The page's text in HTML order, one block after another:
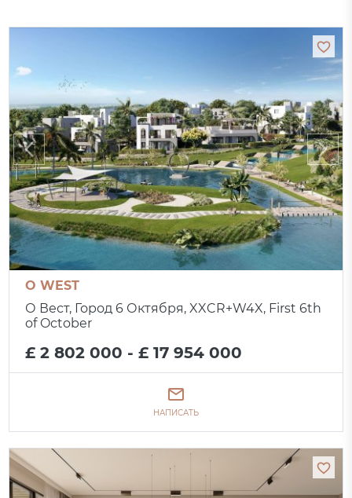
O WEST
О Вест, Город 6 Октября, XXCR+W4X, First 6th
of October
£ 2 802 000 - £ 17 954 000
НАПИСАТЬ